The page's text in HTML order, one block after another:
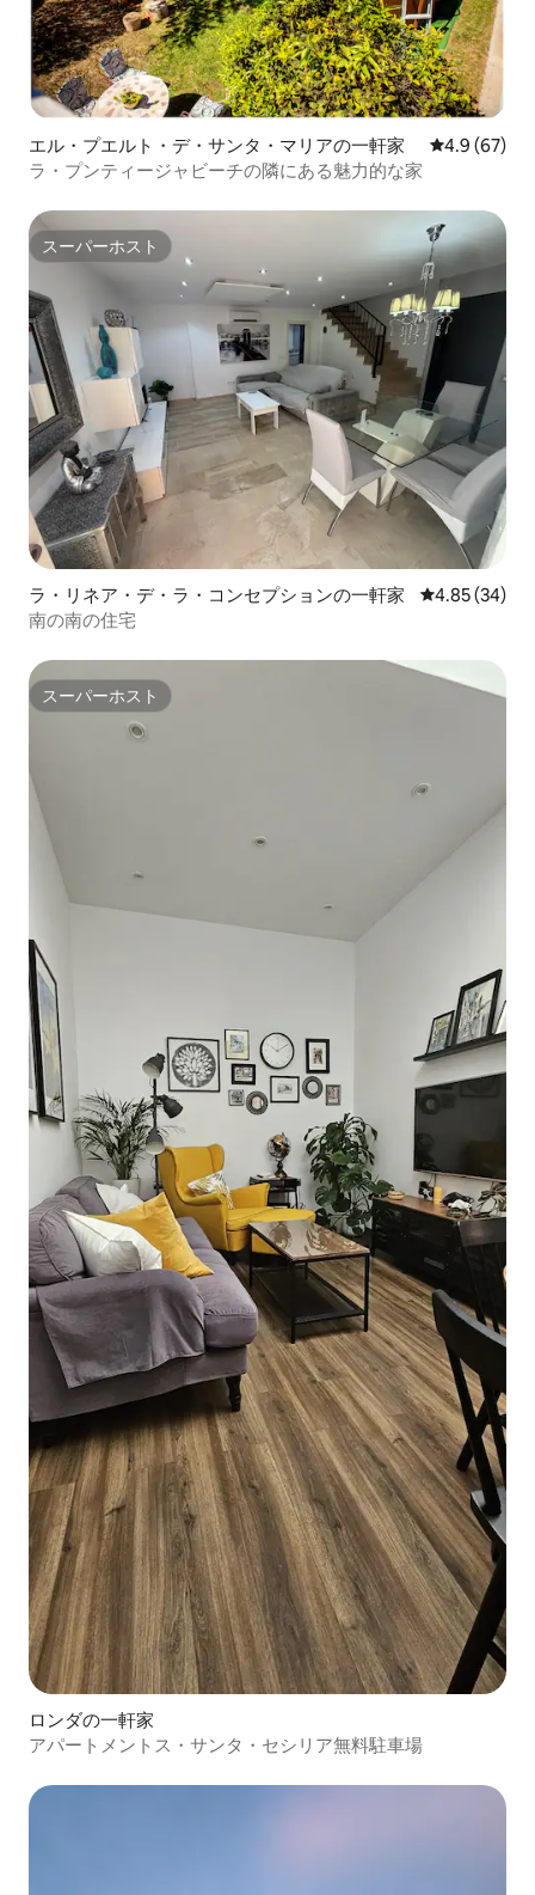
エル・プエルト・デ・サンタ・マリアの一軒家 レビュー67
4.9 (67)
ラ・プンティージャビーチの隣にある魅力的な家
スーパーホスト
スーパーホスト
ラ・リネア・デ・ラ・コンセプションの一軒家 レビュー34
4.85 (34)
南の南の住宅
スーパーホスト
スーパーホスト
ロンダの一軒家
アパートメントス・サンタ・セシリア無料駐車場